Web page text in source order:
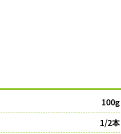
100g
1/2本